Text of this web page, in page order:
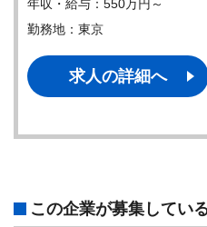
年収・給与：550万円～
勤務地：東京
求人の詳細へ
この企業が募集してい